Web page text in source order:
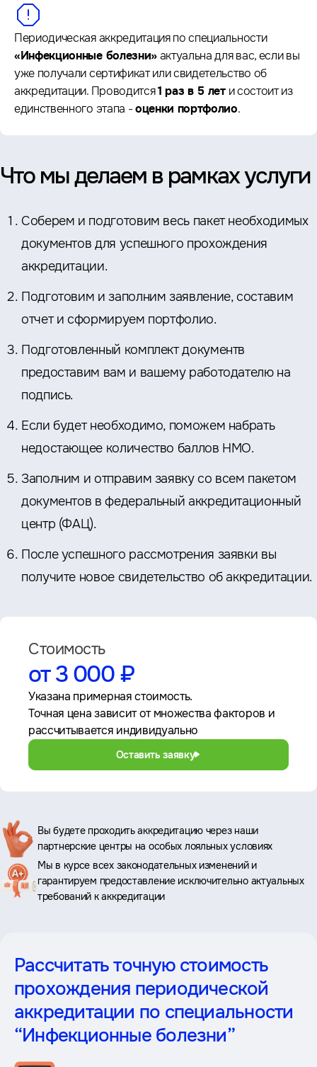
Периодическая аккредитация по специальности
«Инфекционные болезни»актуальна для вас, если вы
уже получали сертификат или свидетельство об
аккредитации. Проводится1 раз в 5 лети состоит из
единственного этапа -оценки портфолио.
Что мы делаем в рамках услуги
Соберем и подготовим весь пакет необходимых
документов для успешного прохождения
аккредитации.
Подготовим и заполним заявление, составим
отчет и сформируем портфолио.
Подготовленный комплект документв
предоставим вам и вашему работодателю на
подпись.
Если будет необходимо, поможем набрать
недостающее количество баллов НМО.
Заполним и отправим заявку со всем пакетом
документов в федеральный аккредитационный
центр (ФАЦ).
После успешного рассмотрения заявки вы
получите новое свидетельство об аккредитации.
Стоимость
от 3 000 ₽
Указана примерная стоимость.
Точная цена зависит от множества факторов и
рассчитывается индивидуально
Оставить заявку
Ключевые
преимущества
Вы будете проходить аккредитацию через наши
партнерские центры на особых лояльных условиях
Мы в курсе всех законодательных изменений и
гарантируем предоставление исключительно актуальных
требований к аккредитации
Рассчитать точную стоимость
прохождения периодической
аккредитации по специальности
“Инфекционные болезни”